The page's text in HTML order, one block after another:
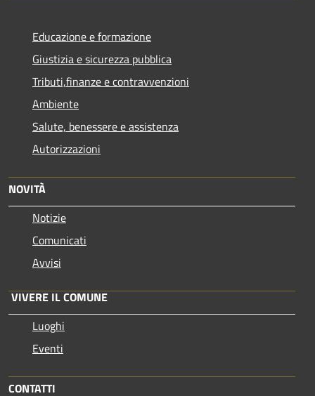
Educazione e formazione
Giustizia e sicurezza pubblica
Tributi,finanze e contravvenzioni
Ambiente
Salute, benessere e assistenza
Autorizzazioni
NOVITÀ
Notizie
Comunicati
Avvisi
VIVERE IL COMUNE
Luoghi
Eventi
CONTATTI